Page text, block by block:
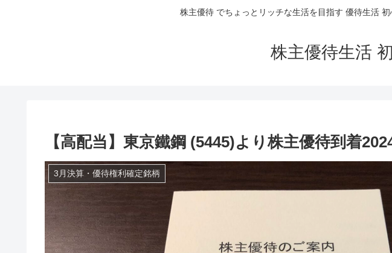
株主優待 でちょっとリッチな生活を目指す 優待生活
株主優待生活
【高配当】東京鐵鋼 (5445)より株主優待到着
3月決算・優待権利確定銘柄